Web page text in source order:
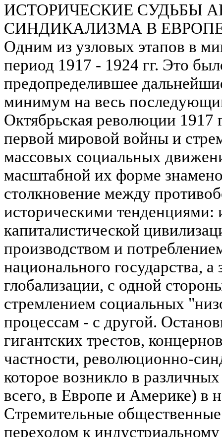
ИСТОРИЧЕСКИЕ СУДЬБЫ
СИНДИКАЛИЗМА В
Одним из узловых этапов в
период 1917 - 1924 гг. Это
предопределившее
минимум на весь
Октябрьская революции 1917
первой мировой войны и
массовых социальных
масштабной их форме
столкновение между
историческими тенденциями:
капиталистической
производством и
национального государства,
глобализации, с одной
стремлением социальных
процессам - с другой.
гигантских трестов,
частности, революционно-
которое возникло в
всего, в Европе и Америке) в
Стремительные
переходом к